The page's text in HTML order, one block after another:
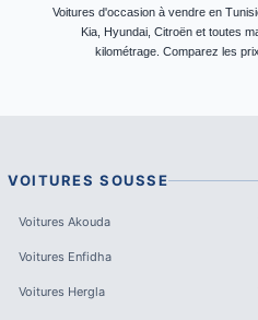
Voitures d'occasion à vendre en
Kia, Hyundai, Citroën et toutes
kilométrage. Comparez les
VOITURES SOUSSE
Voitures Akouda
Voitures Enfidha
Voitures Hergla